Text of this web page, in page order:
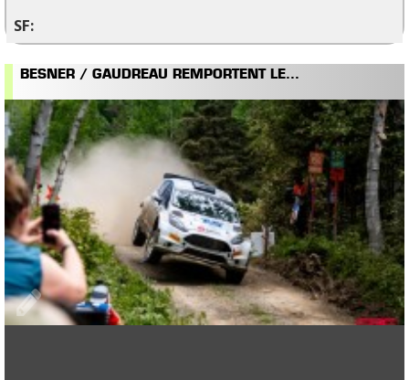
BESNER / GAUDREAU REMPORTENT LE...